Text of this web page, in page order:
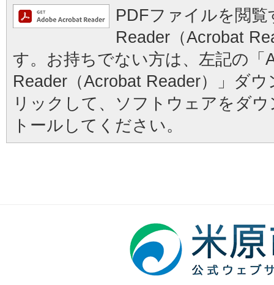
PDFファイルを閲
Reader（Acrobat
す。お持ちでない方は、左記の「
Reader（Acrobat Reader）」ダ
リックして、ソフトウェアをダ
トールしてください。